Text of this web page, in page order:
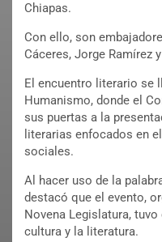
Chiapas.
Con ello, son
Cáceres, Jorge Ramírez
El encuentro literario se
Humanismo, donde el
sus puertas a la
literarias enfocados en
sociales.
Al hacer uso de la
destacó que el evento,
Novena Legislatura,
cultura y la literatura.